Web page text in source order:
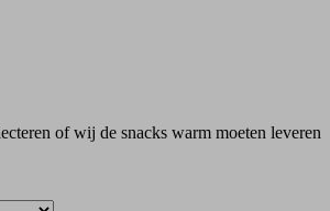
of wij de snacks warm moeten leveren